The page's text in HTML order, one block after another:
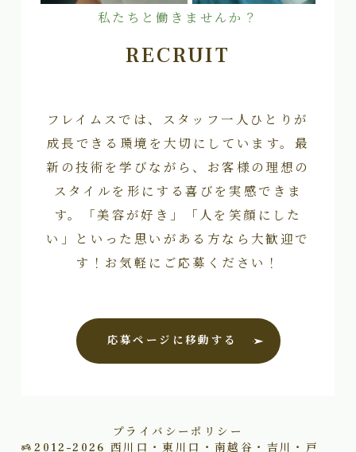
私たちと働きませんか？
RECRUIT
フレイムスでは、スタッフ一人ひとりが
成長できる環境を大切にしています。最
新の技術を学びながら、お客様の理想の
スタイルを形にする喜びを実感できま
す。「美容が好き」「人を笑顔にした
い」といった思いがある方なら大歓迎で
す！お気軽にご応募ください！
応募ページに移動する
プライバシーポリシー
2012–2026 西川口・東川口・南越谷・吉川・戸